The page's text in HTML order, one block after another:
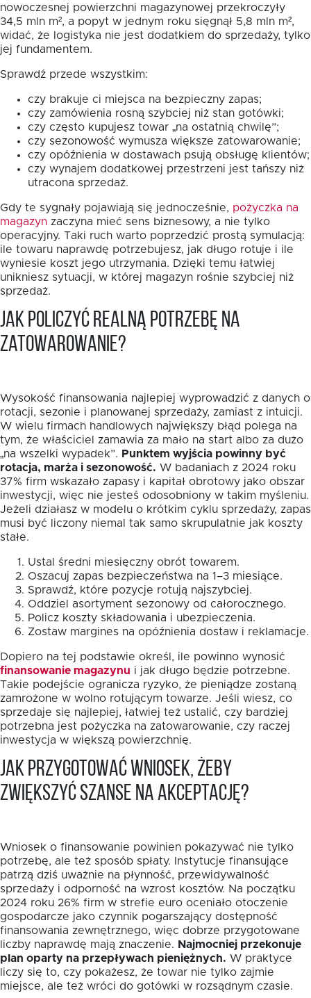
nowoczesnej powierzchni magazynowej przekroczyły
34,5 mln m², a popyt w jednym roku sięgnął 5,8 mln m²,
widać, że logistyka nie jest dodatkiem do sprzedaży, tylko
jej fundamentem.
Sprawdź przede wszystkim:
czy brakuje ci miejsca na bezpieczny zapas;
czy zamówienia rosną szybciej niż stan gotówki;
czy często kupujesz towar „na ostatnią chwilę”;
czy sezonowość wymusza większe zatowarowanie;
czy opóźnienia w dostawach psują obsługę klientów;
czy wynajem dodatkowej przestrzeni jest tańszy niż
utracona sprzedaż.
Gdy te sygnały pojawiają się jednocześnie, pożyczka na
magazyn zaczyna mieć sens biznesowy, a nie tylko
operacyjny. Taki ruch warto poprzedzić prostą symulacją:
ile towaru naprawdę potrzebujesz, jak długo rotuje i ile
wyniesie koszt jego utrzymania. Dzięki temu łatwiej
unikniesz sytuacji, w której magazyn rośnie szybciej niż
sprzedaż.
Jak policzyć realną potrzebę na
zatowarowanie?
Wysokość finansowania najlepiej wyprowadzić z danych o
rotacji, sezonie i planowanej sprzedaży, zamiast z intuicji.
W wielu firmach handlowych największy błąd polega na
tym, że właściciel zamawia za mało na start albo za dużo
„na wszelki wypadek”. Punktem wyjścia powinny być
rotacja, marża i sezonowość. W badaniach z 2024 roku
37% firm wskazało zapasy i kapitał obrotowy jako obszar
inwestycji, więc nie jesteś odosobniony w takim myśleniu.
Jeżeli działasz w modelu o krótkim cyklu sprzedaży, zapas
musi być liczony niemal tak samo skrupulatnie jak koszty
stałe.
Ustal średni miesięczny obrót towarem.
Oszacuj zapas bezpieczeństwa na 1–3 miesiące.
Sprawdź, które pozycje rotują najszybciej.
Oddziel asortyment sezonowy od całorocznego.
Policz koszty składowania i ubezpieczenia.
Zostaw margines na opóźnienia dostaw i reklamacje.
Dopiero na tej podstawie określ, ile powinno wynosić
finansowanie magazynu i jak długo będzie potrzebne.
Takie podejście ogranicza ryzyko, że pieniądze zostaną
zamrożone w wolno rotującym towarze. Jeśli wiesz, co
sprzedaje się najlepiej, łatwiej też ustalić, czy bardziej
potrzebna jest pożyczka na zatowarowanie, czy raczej
inwestycja w większą powierzchnię.
Jak przygotować wniosek, żeby
zwiększyć szanse na akceptację?
Wniosek o finansowanie powinien pokazywać nie tylko
potrzebę, ale też sposób spłaty. Instytucje finansujące
patrzą dziś uważnie na płynność, przewidywalność
sprzedaży i odporność na wzrost kosztów. Na początku
2024 roku 26% firm w strefie euro oceniało otoczenie
gospodarcze jako czynnik pogarszający dostępność
finansowania zewnętrznego, więc dobrze przygotowane
liczby naprawdę mają znaczenie. Najmocniej przekonuje
plan oparty na przepływach pieniężnych. W praktyce
liczy się to, czy pokażesz, że towar nie tylko zajmie
miejsce, ale też wróci do gotówki w rozsądnym czasie.